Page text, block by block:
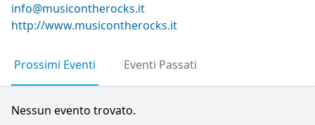
info@musicontherocks.it
http://www.musicontherocks.it
Prossimi Eventi Eventi Passati
Nessun evento trovato.